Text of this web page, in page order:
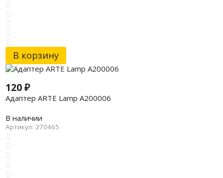
В корзину
120₽
Адаптер ARTE Lamp A200006
В наличии
Артикул: 270465